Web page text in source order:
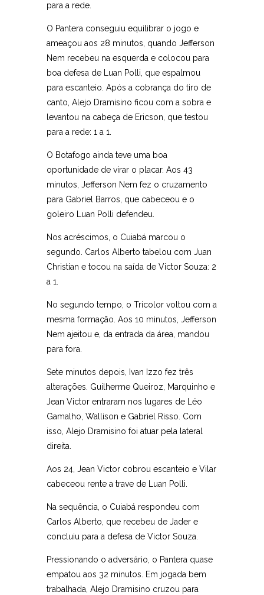
para a rede.
O Pantera conseguiu equilibrar o jogo e
ameaçou aos 28 minutos, quando Jefferson
Nem recebeu na esquerda e colocou para
boa defesa de Luan Polli, que espalmou
para escanteio. Após a cobrança do tiro de
canto, Alejo Dramisino ficou com a sobra e
levantou na cabeça de Ericson, que testou
para a rede: 1 a 1.
O Botafogo ainda teve uma boa
oportunidade de virar o placar. Aos 43
minutos, Jefferson Nem fez o cruzamento
para Gabriel Barros, que cabeceou e o
goleiro Luan Polli defendeu.
Nos acréscimos, o Cuiabá marcou o
segundo. Carlos Alberto tabelou com Juan
Christian e tocou na saída de Victor Souza: 2
a 1.
No segundo tempo, o Tricolor voltou com a
mesma formação. Aos 10 minutos, Jefferson
Nem ajeitou e, da entrada da área, mandou
para fora.
Sete minutos depois, Ivan Izzo fez três
alterações. Guilherme Queiroz, Marquinho e
Jean Victor entraram nos lugares de Léo
Gamalho, Wallison e Gabriel Risso. Com
isso, Alejo Dramisino foi atuar pela lateral
direita.
Aos 24, Jean Victor cobrou escanteio e Vilar
cabeceou rente a trave de Luan Polli.
Na sequência, o Cuiabá respondeu com
Carlos Alberto, que recebeu de Jader e
concluiu para a defesa de Victor Souza.
Pressionando o adversário, o Pantera quase
empatou aos 32 minutos. Em jogada bem
trabalhada, Alejo Dramisino cruzou para